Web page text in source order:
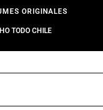
ORIGINALES
TODO CHILE